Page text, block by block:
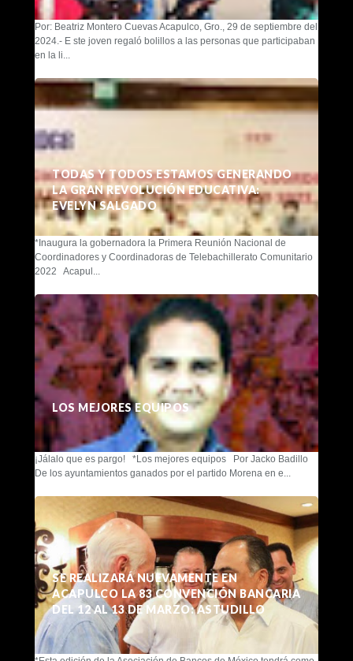
Por: Beatriz Montero Cuevas Acapulco, Gro., 29 de septiembre del
2024.- E ste joven regaló bolillos a las personas que participaban
en la li...
TODAS Y TODOS ESTAMOS GENERANDO
LA GRAN REVOLUCIÓN EDUCATIVA:
EVELYN SALGADO
*Inaugura la gobernadora la Primera Reunión Nacional de
Coordinadores y Coordinadoras de Telebachillerato Comunitario
2022 Acapul...
LOS MEJORES EQUIPOS
¡Jálalo que es pargo! *Los mejores equipos Por Jacko Badillo
De los ayuntamientos ganados por el partido Morena en e...
SE REALIZARÁ NUEVAMENTE EN
ACAPULCO LA 83 CONVENCIÓN BANCARIA
DEL 12 AL 13 DE MARZO: ASTUDILLO